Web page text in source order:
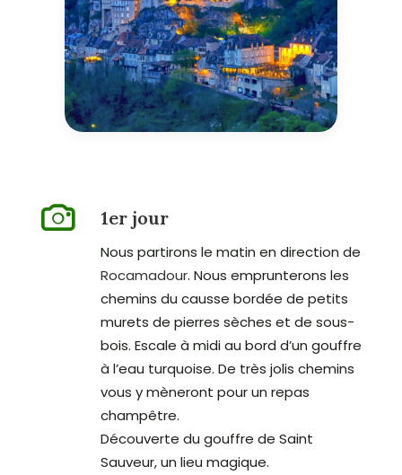
1er jour
Nous partirons le matin en direction de
Rocamadour. Nous emprunterons les
chemins du causse bordée de petits
murets de pierres sèches et de sous-
bois. Escale à midi au bord d’un gouffre
à l’eau turquoise. De très jolis chemins
vous y mèneront pour un repas
champêtre.
Découverte du gouffre de Saint
Sauveur, un lieu magique.